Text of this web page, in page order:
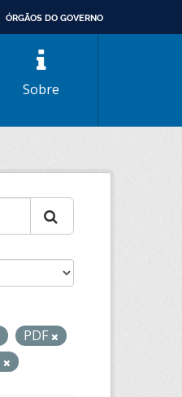
ÓRGÃOS DO GOVERNO
Sobre
PDF